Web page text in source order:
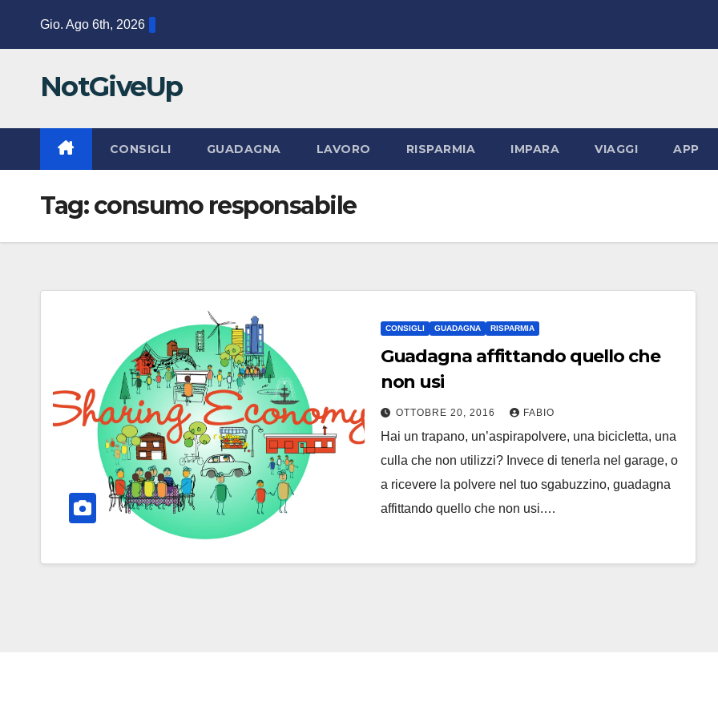
Gio. Ago 6th, 2026
NotGiveUp
CONSIGLI GUADAGNA LAVORO RISPARMIA IMPARA VIAGGI APP
Tag:consumo responsabile
CONSIGLI GUADAGNA RISPARMIA
Guadagna affittando quello che
non usi
OTTOBRE 20, 2016 FABIO
Hai un trapano, un’aspirapolvere, una bicicletta, una
culla che non utilizzi? Invece di tenerla nel garage, o
a ricevere la polvere nel tuo sgabuzzino, guadagna
affittando quello che non usi.…